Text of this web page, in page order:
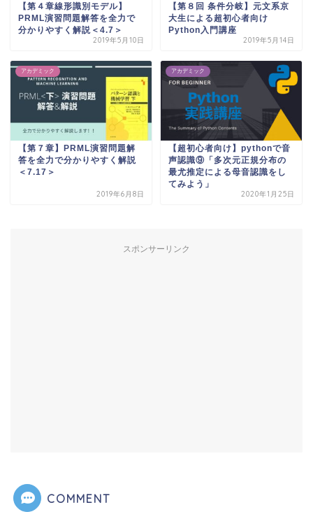
【第４章線形識別モデル】
PRML演習問題解答を全力で
分かりやすく解説＜4.7＞
2019年5月10日
【第８回 条件分岐】元文系京
大生による超初心者向け
Python入門講座
2019年5月14日
アカデミック
【第７章】PRML演習問題解
答を全力で分かりやすく解説
＜7.17＞
2019年6月8日
アカデミック
【超初心者向け】pythonで音
声認識⑨「多次元正規分布の
最尤推定による母音認識をし
てみよう」
2020年1月25日
スポンサーリンク
COMMENT